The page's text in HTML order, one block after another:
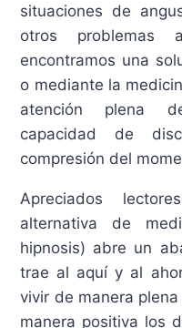
situaciones de
otros
encontramos una
o mediante la
atención plena
capacidad de
compresión del
Apreciados
alternativa de
hipnosis) abre un
trae al aquí y al
vivir de manera
manera positiva los